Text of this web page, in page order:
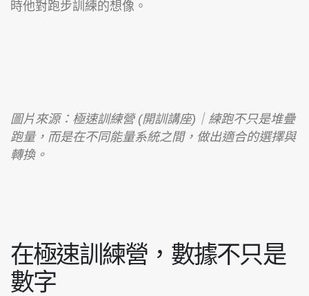
時他對跑步訓練的想像。
圖片來源：極速訓練營 (開訓講座)｜練跑不只是堆疊
跑量，而是在不同能量系統之間，做出適合的選擇與
轉換。
在極速訓練營，數據不只是
數字